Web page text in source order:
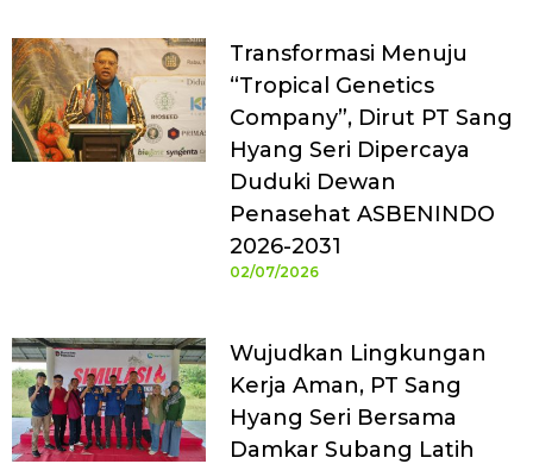
Transformasi Menuju
“Tropical Genetics
Company”, Dirut PT Sang
Hyang Seri Dipercaya
Duduki Dewan
Penasehat ASBENINDO
2026-2031
02/07/2026
Wujudkan Lingkungan
Kerja Aman, PT Sang
Hyang Seri Bersama
Damkar Subang Latih